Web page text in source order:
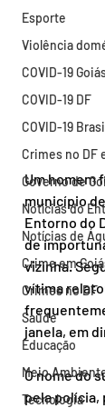
Esporte
Violência
COVID-19
COVID-19 DF
COVID-19
Crimes no DF
Governo de
Notícias do
Notícias de
Crime em
Crimes no DF
Saúde
Educação
Meio
Tecnologia
Um homem
município
Entorno do
de
vizinha.
vítima
janela, em
O nome do
pela polícia,